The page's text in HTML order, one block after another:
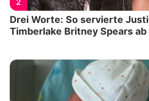
2
Drei Worte: So servierte
Timberlake Britney Spears ab